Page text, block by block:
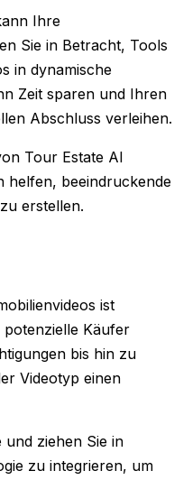
Ihre
Sie in Betracht, Tools
in dynamische
Zeit sparen und Ihren
Abschluss verleihen.
Tour Estate AI
helfen, beeindruckende
erstellen.
ist
Käufer
bis hin zu
Videotyp einen
und ziehen Sie in
zu integrieren, um